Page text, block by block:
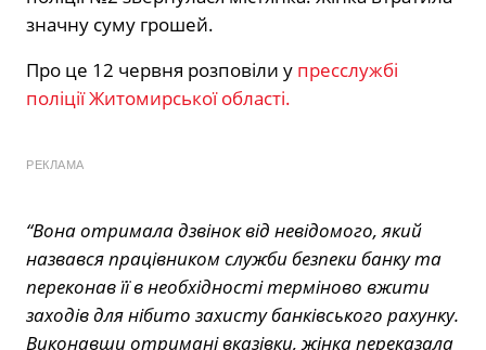
значну суму грошей.
Про це 12 червня розповіли у пресслужбі
поліції Житомирської області.
РЕКЛАМА
“Вона отримала дзвінок від невідомого, який
назвався працівником служби безпеки банку та
переконав її в необхідності терміново вжити
заходів для нібито захисту банківського рахунку.
Виконавши отримані вказівки, жінка переказала